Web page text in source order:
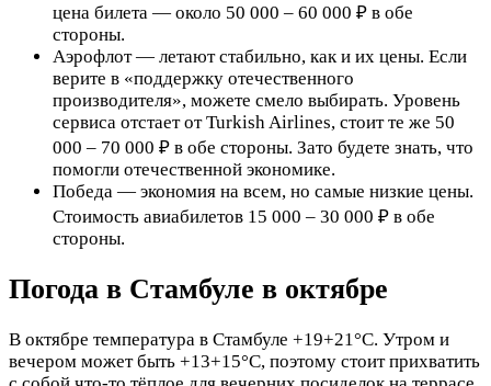
цена билета — около 50 000 – 60 000 ₽ в обе
стороны.
Аэрофлот — летают стабильно, как и их цены. Если
верите в «поддержку отечественного
производителя», можете смело выбирать. Уровень
сервиса отстает от Turkish Airlines, стоит те же 50
000 – 70 000 ₽ в обе стороны. Зато будете знать, что
помогли отечественной экономике.
Победа — экономия на всем, но самые низкие цены.
Стоимость авиабилетов 15 000 – 30 000 ₽ в обе
стороны.
Погода в Стамбуле в октябре
В октябре температура в Стамбуле +19+21°C. Утром и
вечером может быть +13+15°C, поэтому стоит прихватить